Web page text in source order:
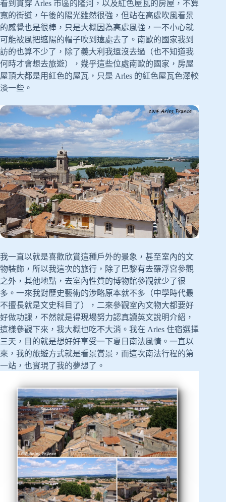
看到貫穿 Arles 市區的隆河，以及紅色屋瓦的房屋，不算
寬的街道，午後的陽光雖然很強，但站在高處吹風看景
的感覺也是很棒，只是大概因為高處風強，一不小心就
可能被風把遮陽的帽子吹到遠處去了。南歐的國家我到
訪的也算不少了，除了義大利我還沒去過（也不知道我
何時才會想去旅遊），幾乎這些位處南歐的國家，房屋
屋頂大都是用紅色的屋瓦，只是 Arles 的紅色屋瓦色澤較
淡一些。
我一直以就是喜歡欣賞這種戶外的景象，甚至室內的文
物裝飾，所以我這次的旅行，除了巴黎有去羅浮宮參觀
之外，其他地點，去室內性質的博物館參觀就少了很
多。一來我對歷史藝術的涉略原本就不多（中學時代最
不擅長就是文史科目了），二來參觀室內文物大都要好
好做功課，不然就是得現場努力認真讀英文說明介紹，
這樣參觀下來，我大概也吃不大消。我在 Arles 住宿選擇
三天，目的就是想好好享受一下夏日南法風情。一直以
來，我的旅遊方式就是看景賞景，而這次南法行程的第
一站，也實現了我的夢想了。